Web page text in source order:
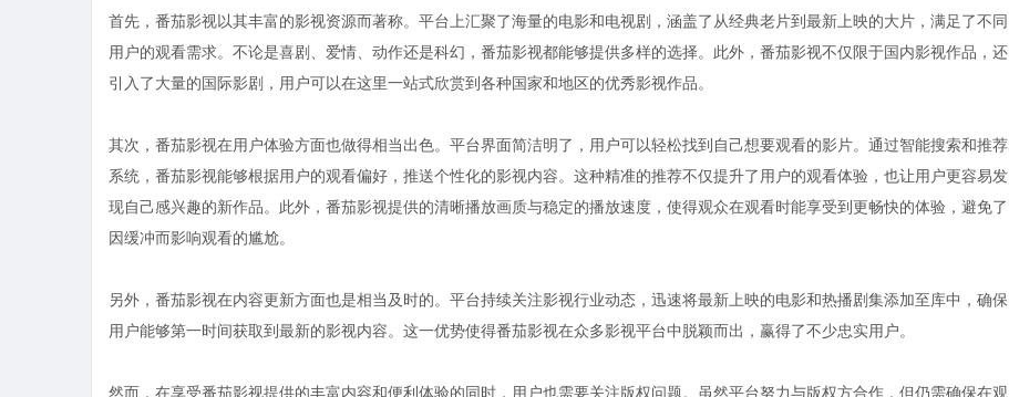
首先，番茄影视以其丰富的影视资源而著称。平台上汇聚了海量的电影和电视剧，涵盖了从经典老片到最新上映的大片，满足了不同
用户的观看需求。不论是喜剧、爱情、动作还是科幻，番茄影视都能够提供多样的选择。此外，番茄影视不仅限于国内影视作品，还
引入了大量的国际影剧，用户可以在这里一站式欣赏到各种国家和地区的优秀影视作品。
其次，番茄影视在用户体验方面也做得相当出色。平台界面简洁明了，用户可以轻松找到自己想要观看的影片。通过智能搜索和推荐
系统，番茄影视能够根据用户的观看偏好，推送个性化的影视内容。这种精准的推荐不仅提升了用户的观看体验，也让用户更容易发
现自己感兴趣的新作品。此外，番茄影视提供的清晰播放画质与稳定的播放速度，使得观众在观看时能享受到更畅快的体验，避免了
因缓冲而影响观看的尴尬。
另外，番茄影视在内容更新方面也是相当及时的。平台持续关注影视行业动态，迅速将最新上映的电影和热播剧集添加至库中，确保
用户能够第一时间获取到最新的影视内容。这一优势使得番茄影视在众多影视平台中脱颖而出，赢得了不少忠实用户。
然而，在享受番茄影视提供的丰富内容和便利体验的同时，用户也需要关注版权问题。虽然平台努力与版权方合作，但仍需确保在观